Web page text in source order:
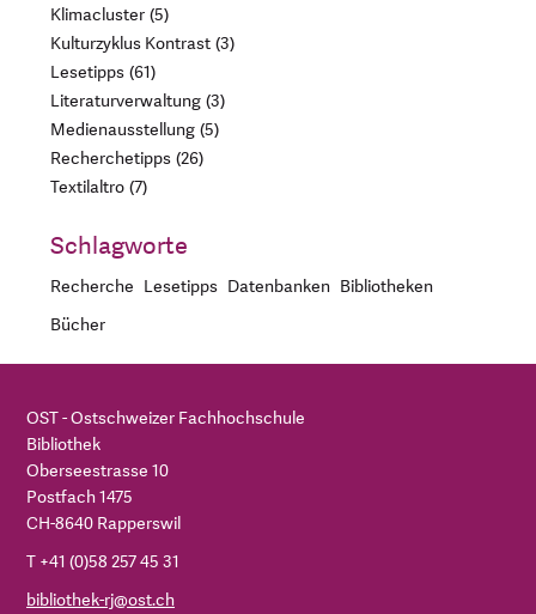
Klimacluster 5
Kulturzyklus Kontrast 3
Lesetipps 61
Literaturverwaltung 3
Medienausstellung 5
Recherchetipps 26
Textilaltro 7
Schlagworte
Recherche Lesetipps Datenbanken Bibliotheken
Bücher
OST - Ostschweizer Fachhochschule
Bibliothek
Oberseestrasse 10
Postfach 1475
CH-8640 Rapperswil
T +41 (0)58 257 45 31
bibliothek-rj@ost.ch